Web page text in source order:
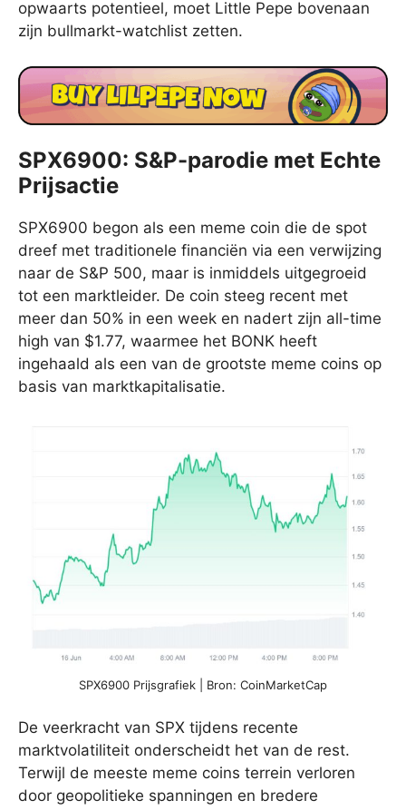
opwaarts potentieel, moet Little Pepe bovenaan
zijn bullmarkt-watchlist zetten.
SPX6900: S&P-parodie met Echte
Prijsactie
SPX6900 begon als een meme coin die de spot
dreef met traditionele financiën via een verwijzing
naar de S&P 500, maar is inmiddels uitgegroeid
tot een marktleider. De coin steeg recent met
meer dan 50% in een week en nadert zijn all-time
high van $1.77, waarmee het BONK heeft
ingehaald als een van de grootste meme coins op
basis van marktkapitalisatie.
SPX6900 Prijsgrafiek | Bron: CoinMarketCap
De veerkracht van SPX tijdens recente
marktvolatiliteit onderscheidt het van de rest.
Terwijl de meeste meme coins terrein verloren
door geopolitieke spanningen en bredere